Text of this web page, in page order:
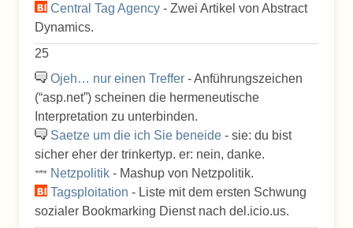
Central Tag Agency - Zwei Artikel von Abstract
Dynamics.
25
Ojeh… nur einen Treffer - Anführungszeichen
(“asp.net”) scheinen die hermeneutische
Interpretation zu unterbinden.
Saetze um die ich Sie beneide - sie: du bist
sicher eher der trinkertyp. er: nein, danke.
Netzpolitik - Mashup von Netzpolitik.
Tagsploitation - Liste mit dem ersten Schwung
sozialer Bookmarking Dienst nach del.icio.us.